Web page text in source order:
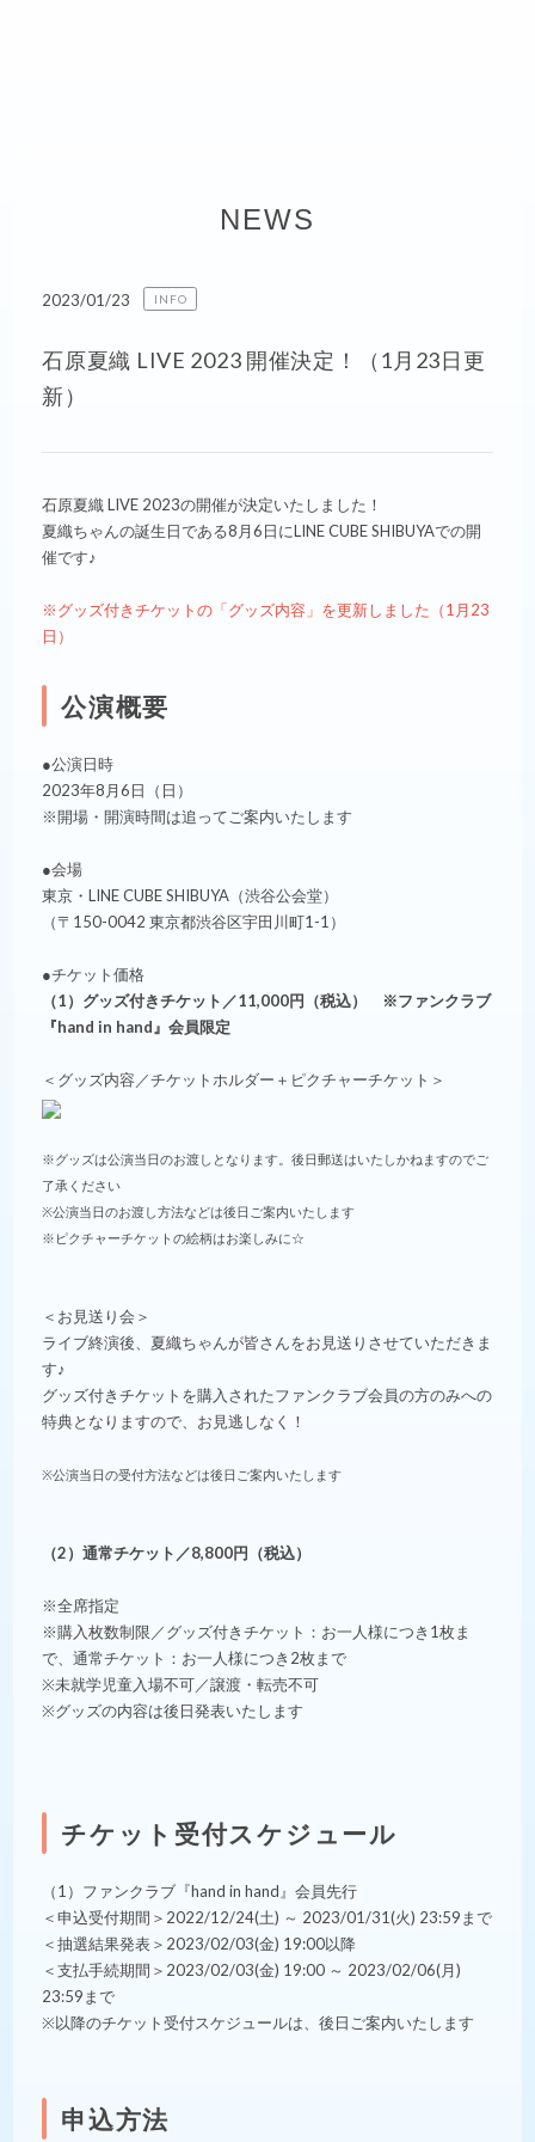
NEWS
2023/01/23 INFO
石原夏織 LIVE 2023 開催決定！（1月23日更
新）
石原夏織 LIVE 2023の開催が決定いたしました！
夏織ちゃんの誕生日である8月6日にLINE CUBE SHIBUYAでの開
催です♪
※グッズ付きチケットの「グッズ内容」を更新しました（1月23
日）
公演概要
●公演日時
2023年8月6日（日）
※開場・開演時間は追ってご案内いたします
●会場
東京・LINE CUBE SHIBUYA（渋谷公会堂）
（〒150-0042 東京都渋谷区宇田川町1-1）
●チケット価格
（1）グッズ付きチケット／11,000円（税込） ※ファンクラブ
『hand in hand』会員限定
＜グッズ内容／チケットホルダー＋ピクチャーチケット＞
※グッズは公演当日のお渡しとなります。後日郵送はいたしかねますのでご
了承ください
※公演当日のお渡し方法などは後日ご案内いたします
※ピクチャーチケットの絵柄はお楽しみに☆
＜お見送り会＞
ライブ終演後、夏織ちゃんが皆さんをお見送りさせていただきま
す♪
グッズ付きチケットを購入されたファンクラブ会員の方のみへの
特典となりますので、お見逃しなく！
※公演当日の受付方法などは後日ご案内いたします
（2）通常チケット／8,800円（税込）
※全席指定
※購入枚数制限／グッズ付きチケット：お一人様につき1枚ま
で、通常チケット：お一人様につき2枚まで
※未就学児童入場不可／譲渡・転売不可
※グッズの内容は後日発表いたします
チケット受付スケジュール
（1）ファンクラブ『hand in hand』会員先行
＜申込受付期間＞2022/12/24(土) ～ 2023/01/31(火) 23:59まで
＜抽選結果発表＞2023/02/03(金) 19:00以降
＜支払手続期間＞2023/02/03(金) 19:00 ～ 2023/02/06(月)
23:59まで
※以降のチケット受付スケジュールは、後日ご案内いたします
申込方法